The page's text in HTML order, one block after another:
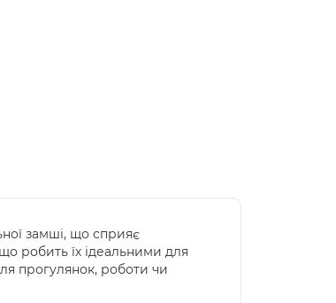
замші, що сприяє
робить їх ідеальними для
прогулянок, роботи чи